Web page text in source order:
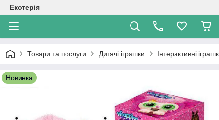
Екотерія
Товари та послуги Дитячі іграшки Інтерактивні
Новинка